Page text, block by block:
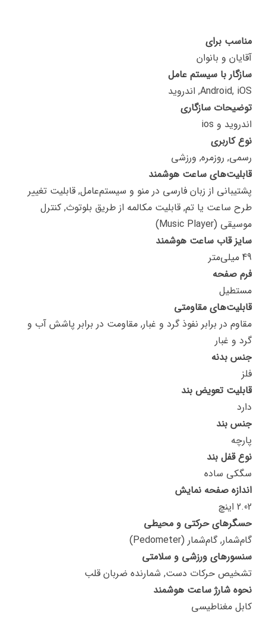
مناسب برای
آقایان و بانوان
سازگار با سیستم عامل
Android, iOS, اندروید
توضیحات سازگاری
اندروید و ios
نوع کاربری
رسمی, روزمره, ورزشی
قابلیت‌های ساعت هوشمند
پشتیبانی از زبان فارسی در منو و سیستم‌عامل, قابلیت تغییر
طرح ساعت یا تم, قابلیت مکالمه از طریق بلوتوث, کنترل
موسیقی (Music Player)
سایز قاب ساعت هوشمند
49 میلی‌متر
فرم صفحه
مستطیل
قابلیت‌های مقاومتی
مقاوم در برابر نفوذ گرد و غبار, مقاومت در برابر پاشش آب و
گرد و غبار
جنس بدنه
فلز
قابلیت تعویض بند
دارد
جنس بند
پارچه
نوع قفل بند
سگکی ساده
اندازه صفحه نمایش
2.02 اینچ
حسگرهای حرکتی و محیطی
گام‌شمار, گام‌شمار (Pedometer)
سنسورهای ورزشی و سلامتی
تشخیص حرکات دست, شمارنده ضربان قلب
نحوه شارژ ساعت هوشمند
کابل مغناطیسی